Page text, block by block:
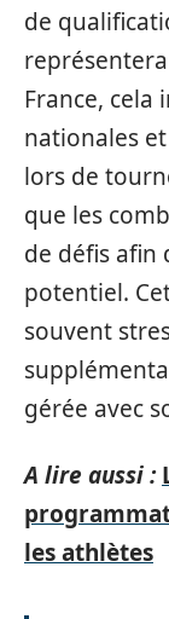
de
France,
nationales
lors de
que les
de défis afin
potentiel.
souvent
gérée avec
A lire aussi :
les athlètes